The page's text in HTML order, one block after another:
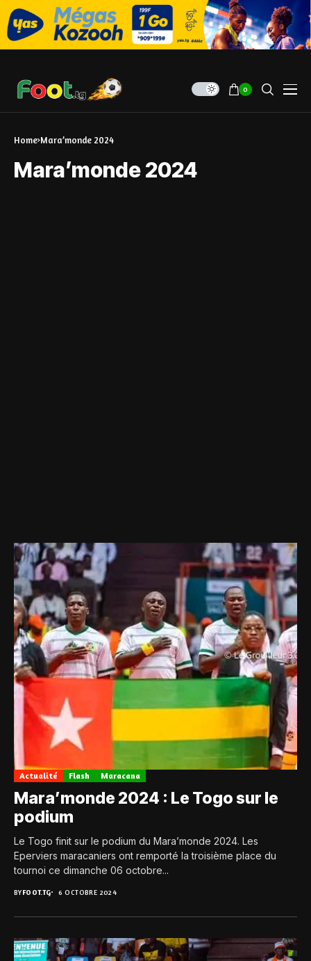
0
Home Mara’monde 2024
Mara’monde 2024
Actualité Flash Maracana
Mara’monde 2024 : Le Togo sur le
podium
Le Togo finit sur le podium du Mara’monde 2024. Les
Eperviers maracaniers ont remporté la troisième place du
tournoi ce dimanche 06 octobre...
BYFOOT.TG 6 OCTOBRE 2024